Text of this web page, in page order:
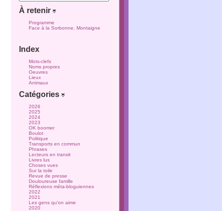
À retenir
Programme
Face à la Sorbonne, Montaigne
Index
Mots-clefs
Noms propres
Oeuvres
Lieux
Animaux
Catégories
2026
2025
2024
2023
OK boomer
Boulot
Politique
Transports en commun
Phrases
Lecteurs en transit
Livres lus
Choses vues
Sur la toile
Revue de presse
Douloureuse famille
Réflexions méta-bloguiennes
2022
2021
Les gens qu'on aime
2020